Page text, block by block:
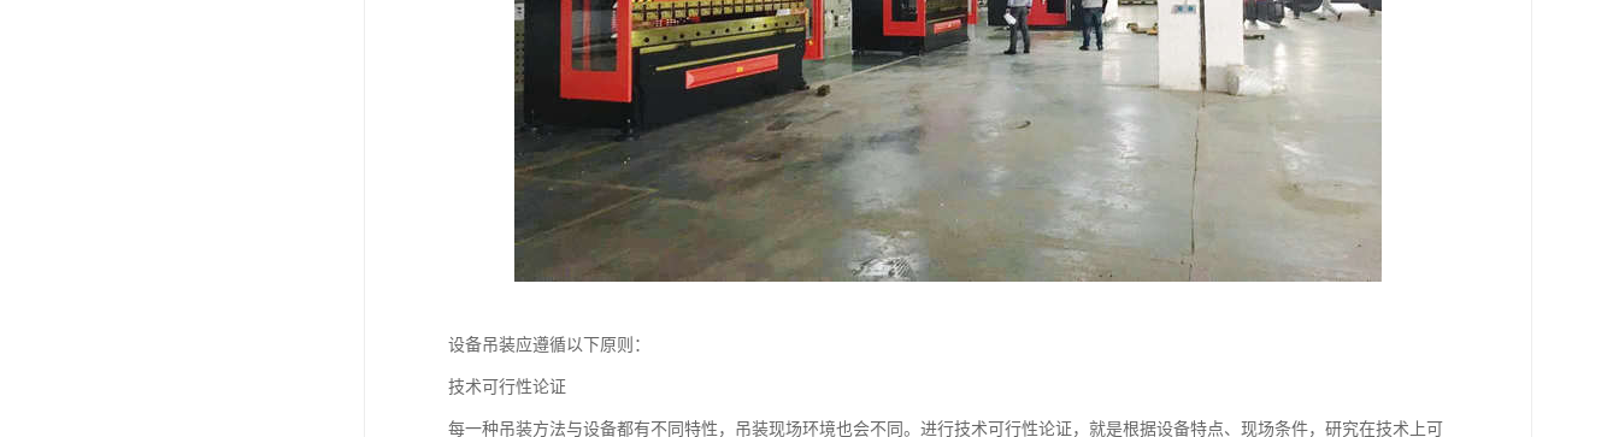
设备吊装应遵循以下原则：
技术可行性论证
每一种吊装方法与设备都有不同特性，吊装现场环境也会不同。进行技术可行性论证，就是根据设备特点、现场条件，研究在技术上可